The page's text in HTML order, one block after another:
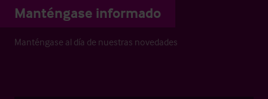
Manténgase informado
Manténgase al día de nuestras novedades